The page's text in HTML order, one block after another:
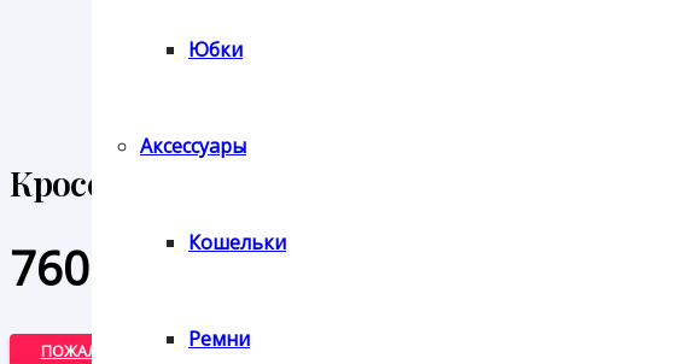
Юбки
Аксессуары
Кошельки
Ремни
Кроссовки Lola Andy
7600
ПОЖАЛУЙСТА, УКАЖИТЕ ЦВЕТ И РАЗМЕР ТОВАРА